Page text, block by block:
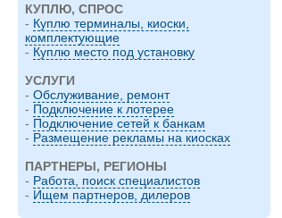
КУПЛЮ, СПРОС
- Куплю терминалы, киоски,
комплектующие
- Куплю место под установку
УСЛУГИ
- Обслуживание, ремонт
- Подключение к лотерее
- Подключение сетей к банкам
- Размещение рекламы на киосках
ПАРТНЕРЫ, РЕГИОНЫ
- Работа, поиск специалистов
- Ищем партнеров, дилеров